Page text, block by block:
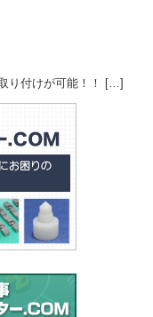
り付けが可能！！ […]